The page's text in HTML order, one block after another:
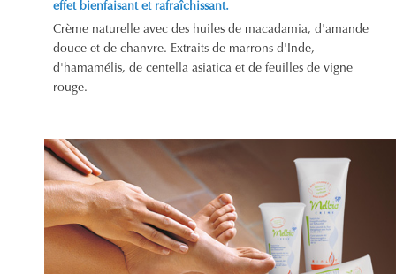
effet bienfaisant et rafraîchissant.
Crème naturelle avec des huiles de macadamia, d'amande
douce et de chanvre. Extraits de marrons d'Inde,
d'hamamélis, de centella asiatica et de feuilles de vigne
rouge.